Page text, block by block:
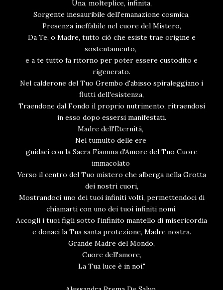
Una, molteplice, infinita,
Sorgente inesauribile dell'emanazione cosmica,
Presenza ineffabile nel cuore del Mistero,
Da Te, o Madre, tutto ciò che esiste trae origine e
sostentamento,
e a te tutto fa ritorno per poter essere custodito e
rigenerato.
Nel calderone del Tuo Grembo d'abisso spiraleggiano i
flutti dell'esistenza,
Traendone dal Fondo il proprio nutrimento, ritraendosi
in esso dopo essersi manifestati.
Madre dell'Eternità,
Nel tumulto delle ere
guidaci con la Sacra Fiamma d'Amore del Tuo Cuore
immacolato
Verso il centro del Tuo mistero che alberga nella Grotta
dei nostri cuori,
Mostrandoci uno dei tuoi infiniti volti, permettendoci di
chiamarti con uno dei tuoi infiniti nomi.
Accogli i tuoi figli sotto l'infinito mantello di misericordia
e donaci la Tua santa protezione, Madre nostra.
Grande Madre del Mondo,
Cuore dell'amore,
La Tua luce è in noi."